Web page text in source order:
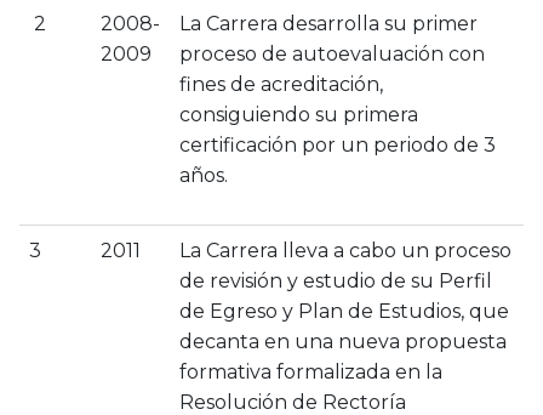
2
2008-
2009
La Carrera desarrolla su primer
proceso de autoevaluación con
fines de acreditación,
consiguiendo su primera
certificación por un periodo de 3
años.
3 2011
La Carrera lleva a cabo un proceso
de revisión y estudio de su Perfil
de Egreso y Plan de Estudios, que
decanta en una nueva propuesta
formativa formalizada en la
Resolución de Rectoría